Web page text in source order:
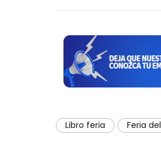
Libro feria Feria